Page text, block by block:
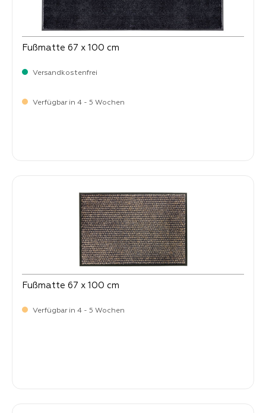
Fußmatte 67 x 100 cm
Versandkostenfrei
Verfügbar in 4 - 5 Wochen
Fußmatte 67 x 100 cm
Verfügbar in 4 - 5 Wochen